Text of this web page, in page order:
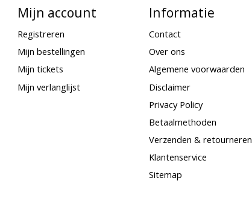
Mijn account
Registreren
Mijn bestellingen
Mijn tickets
Mijn verlanglijst
Informatie
Contact
Over ons
Algemene voorwaarden
Disclaimer
Privacy Policy
Betaalmethoden
Verzenden & retourneren
Klantenservice
Sitemap